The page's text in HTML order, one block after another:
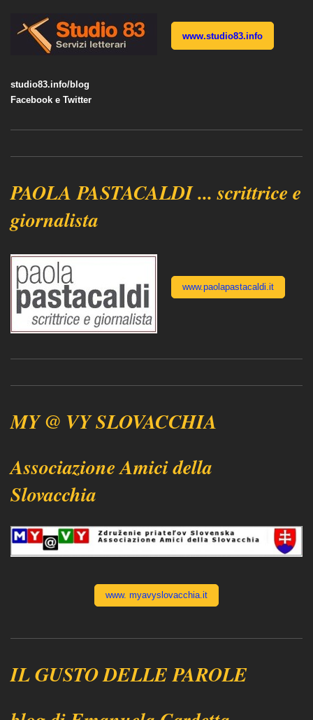
www.studio83.info
studio83.info/blog
Facebook e Twitter
PAOLA PASTACALDI ... scrittrice e
giornalista
www.paolapastacaldi.it
MY @ VY SLOVACCHIA
Associazione Amici della
Slovacchia
www. myavyslovacchia.it
IL GUSTO DELLE PAROLE